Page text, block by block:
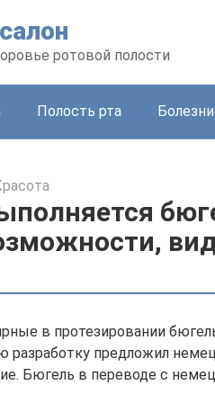
ротовой полости
Полость рта Болезни
в протезировании
разработку предложил
Бюгель в переводе с